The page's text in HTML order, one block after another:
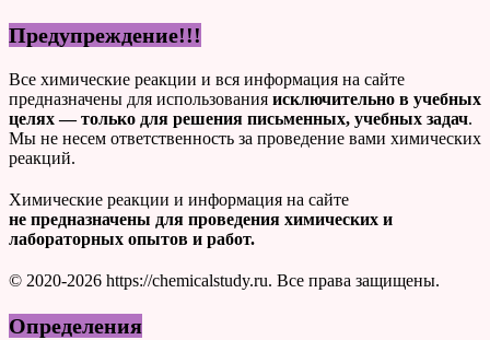
Предупреждение!!!
Все химические реакции и вся информация на сайте
предназначены для использования исключительно в учебных
целях — только для решения письменных, учебных задач.
Мы не несем ответственность за проведение вами химических
реакций.
Химические реакции и информация на сайте
не предназначены для проведения химических и
лабораторных опытов и работ.
© 2020-2026 https://chemicalstudy.ru. Все права защищены.
Определения